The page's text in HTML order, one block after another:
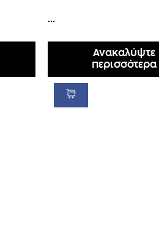
...
Ανακαλύψτε
περισσότερα